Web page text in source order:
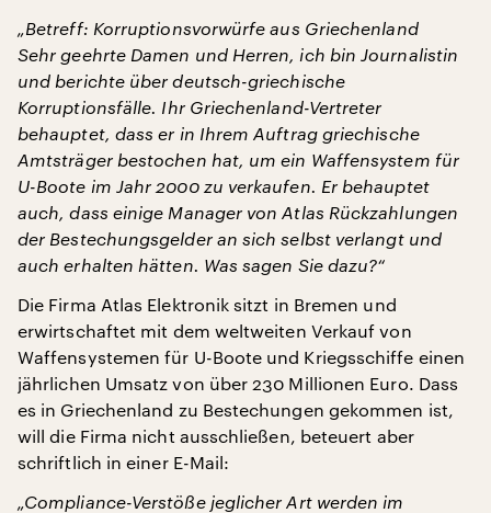
„Betreff: Korruptionsvorwürfe aus Griechenland
Sehr geehrte Damen und Herren, ich bin Journalistin
und berichte über deutsch-griechische
Korruptionsfälle. Ihr Griechenland-Vertreter
behauptet, dass er in Ihrem Auftrag griechische
Amtsträger bestochen hat, um ein Waffensystem für
U-Boote im Jahr 2000 zu verkaufen. Er behauptet
auch, dass einige Manager von Atlas Rückzahlungen
der Bestechungsgelder an sich selbst verlangt und
auch erhalten hätten. Was sagen Sie dazu?“
Die Firma Atlas Elektronik sitzt in Bremen und
erwirtschaftet mit dem weltweiten Verkauf von
Waffensystemen für U-Boote und Kriegsschiffe einen
jährlichen Umsatz von über 230 Millionen Euro. Dass
es in Griechenland zu Bestechungen gekommen ist,
will die Firma nicht ausschließen, beteuert aber
schriftlich in einer E-Mail:
„Compliance-Verstöße jeglicher Art werden im